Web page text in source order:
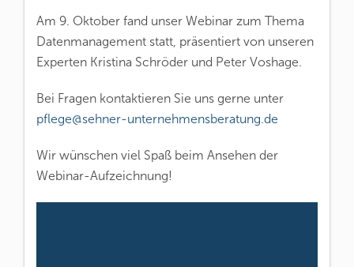
Am 9. Oktober fand unser Webinar zum Thema
Datenmanagement statt, präsentiert von unseren
Experten Kristina Schröder und Peter Voshage.
Bei Fragen kontaktieren Sie uns gerne unter
pflege@sehner-unternehmensberatung.de
Wir wünschen viel Spaß beim Ansehen der
Webinar-Aufzeichnung!